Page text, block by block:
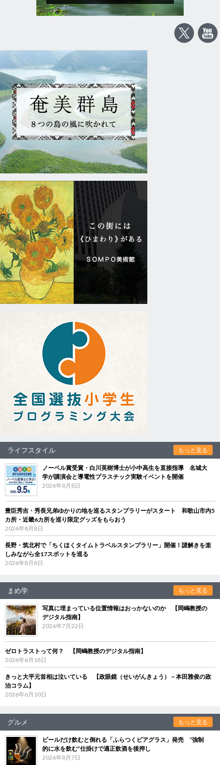
ライフスタイル もっと見る
ノーベル賞受賞・白川英樹博士が小中高生を直接指導 名城大
学が講演会と導電性プラスチック実験イベントを開催
2026年8月8日
豊臣秀吉・秀長兄弟ゆかりの地を巡るスタンプラリーがスタート 和歌山市内5
カ所・近畿6カ所を巡り限定グッズをもらおう
2026年8月8日
長野・筑北村で「ちくほくタイムトラベルスタンプラリー」開催！謎解きを楽
しみながら全17スポットを巡る
2026年8月8日
まめ学 もっと見る
写真に埋まっている位置情報はおっかないのか 【岡嶋教授の
デジタル指南】
2026年7月22日
ゼロトラストって何？ 【岡嶋教授のデジタル指南】
2026年6月18日
きっと大平元首相は泣いている 【政眼鏡（せいがんきょう）－本田雅俊の政
治コラム】
2026年6月10日
グルメ もっと見る
ビールだけ飲むと倒れる「ふらつくビアグラス」発売 “強制
的に水を飲む”仕掛けで適正飲酒を後押し
2026年8月7日